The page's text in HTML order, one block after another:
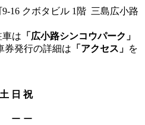
16 クボタビル 1階 三島広小路
車は 「広小路シンコウパーク」
券発行の詳細は 「アクセス」 を
土 日 祝
ー ー